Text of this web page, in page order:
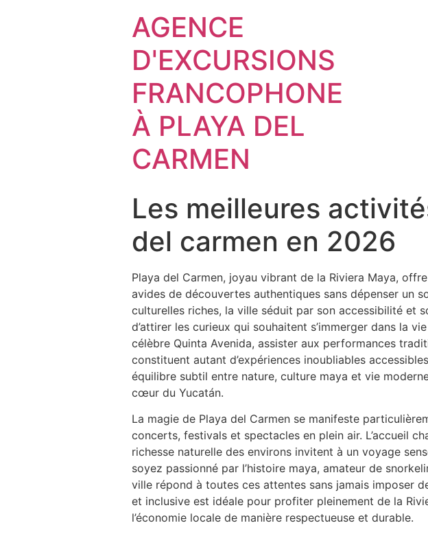
AGENCE
D'EXCURSIONS
FRANCOPHONE
À PLAYA DEL
CARMEN
Les meilleures
del carmen en 2026
Playa del Carmen, joyau vibrant de la Riviera Maya,
avides de découvertes authentiques sans dépenser un
culturelles riches, la ville séduit par son accessibilité et
d’attirer les curieux qui souhaitent s’immerger dans la
célèbre Quinta Avenida, assister aux performances
constituent autant d’expériences inoubliables
équilibre subtil entre nature, culture maya et vie
cœur du Yucatán.
La magie de Playa del Carmen se manifeste
concerts, festivals et spectacles en plein air. L’accueil
richesse naturelle des environs invitent à un voyage
soyez passionné par l’histoire maya, amateur de
ville répond à toutes ces attentes sans jamais imposer
et inclusive est idéale pour profiter pleinement de la
l’économie locale de manière respectueuse et durable.